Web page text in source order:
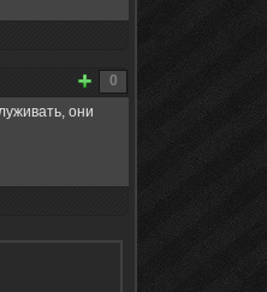
0
они